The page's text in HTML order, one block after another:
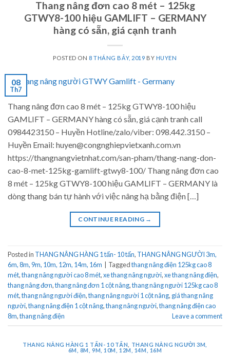
Thang nâng đơn cao 8 mét – 125kg
GTWY8-100 hiệu GAMLIFT – GERMANY
hàng có sẵn, giá cạnh tranh
POSTED ON 8 THÁNG BẢY, 2019 BY HUYEN
08
Th7
Thang nâng đơn cao 8 mét – 125kg GTWY8-100 hiệu
GAMLIFT – GERMANY hàng có sẵn, giá cạnh tranh call
0984423150 – Huyền Hotline/zalo/viber: 098.442.3150 –
Huyền Email: huyen@congnghiepvietxanh.com.vn
https://thangnangvietnhat.com/san-pham/thang-nang-don-
cao-8-met-125kg-gamlift-gtwy8-100/ Thang nâng đơn cao
8 mét – 125kg GTWY8-100 hiệu GAMLIFT – GERMANY là
dòng thang bán tự hành với việc nâng hạ bằng điện […]
CONTINUE READING →
Posted in THANG NÂNG HÀNG 1 tấn- 10 tấn, THANG NÂNG NGƯỜI 3m,
6m, 8m, 9m, 10m, 12m, 14m, 16m
Taggedthang nâng điện 125kg cao 8
mét,thang nâng người cao 8 mét,xe thang nâng người,xe thang nâng điện,
thang nâng đơn,thang nâng đơn 1 cột nâng,thang nâng người 125kg cao 8
mét,thang nâng người điện,thang nâng người 1 cột nâng, giá thang nâng
người,thang nâng điện 1 cột nâng,thang nâng người,thang nâng điện cao
8m,thang nâng điện Leave a comment
THANG NÂNG HÀNG 1 TẤN- 10 TẤN
THANG NÂNG NGƯỜI 3M,
6M, 8M, 9M, 10M, 12M, 14M, 16M